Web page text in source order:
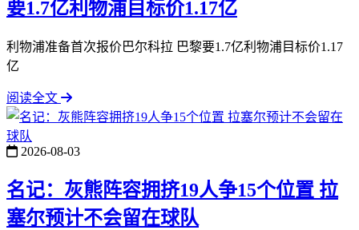
要1.7亿利物浦目标价1.17亿
利物浦准备首次报价巴尔科拉 巴黎要1.7亿利物浦目标价1.17
亿
阅读全文
2026-08-03
名记：灰熊阵容拥挤19人争15个位置 拉
塞尔预计不会留在球队